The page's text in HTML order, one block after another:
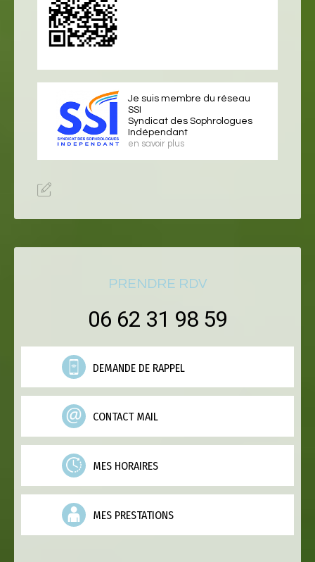
Je suis membre du réseau
SSI
Syndicat des Sophrologues
Indépendant
en savoir plus
PRENDRE RDV
06 62 31 98 59
DEMANDE DE RAPPEL
CONTACT MAIL
MES HORAIRES
MES PRESTATIONS